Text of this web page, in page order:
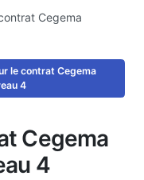
Cegema
le contrat Cegema
4
Cegema
4